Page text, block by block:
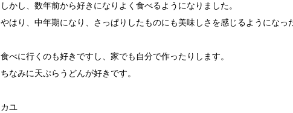
しかし、数年前から好きになりよく食べるようになりました。
やはり、中年期になり、さっぱりしたものにも美味しさを感じるようになっ
食べに行くのも好きですし、家でも自分で作ったりします。
ちなみに天ぷらうどんが好きです。
カユ